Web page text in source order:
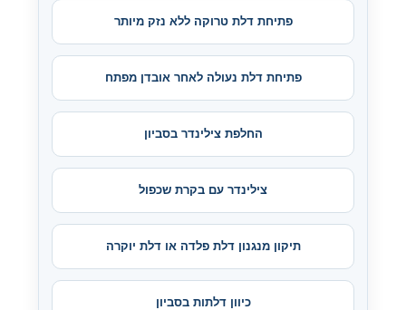
פתיחת דלת טרוקה ללא נזק מיותר
פתיחת דלת נעולה לאחר אובדן מפתח
החלפת צילינדר בסביון
צילינדר עם בקרת שכפול
תיקון מנגנון דלת פלדה או דלת יוקרה
כיוון דלתות בסביון